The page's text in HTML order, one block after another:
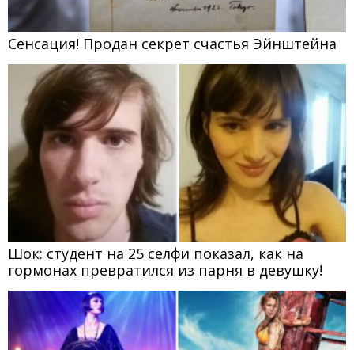
Сенсация! Продан секрет счастья Эйнштейна
Шок: студент на 25 селфи показал, как на
гормонах превратился из парня в девушку!